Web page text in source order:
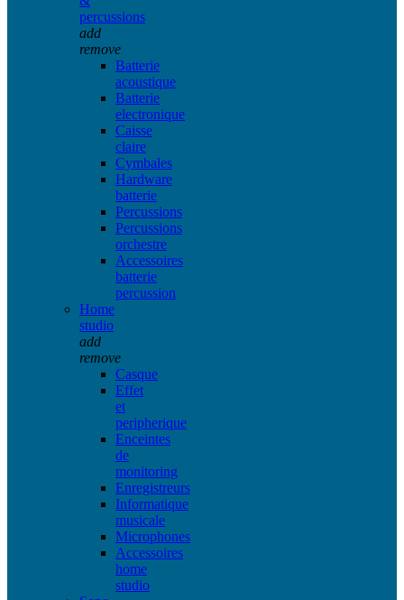
percussions
add
remove
Batterie
acoustique
Batterie
electronique
Caisse
claire
Cymbales
Hardware
batterie
Percussions
Percussions
orchestre
Accessoires
batterie
percussion
Home
studio
add
remove
Casque
Effet
et
peripherique
Enceintes
de
monitoring
Enregistreurs
Informatique
musicale
Microphones
Accessoires
home
studio